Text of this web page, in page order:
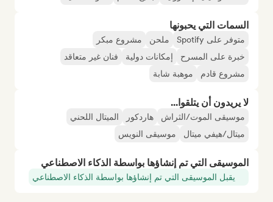
السمات التي يحبونها
متوفر على Spotify ملحن
مشروع مبكر
خبرة على المسرح
إمكانات دولية
فنان غير متعاقد
مشروع قادم
موهبة شابة
لا يريدون أن يتلقوا...
موسيقى الموت/الثراش هاردكور
الميتال اللحني
ميتال/هيفي ميتال
موسيقى النويس
الموسيقى التي تم إنشاؤها بواسطة الذكاء الاصطناعي
يقبل الموسيقى التي تم إنشاؤها بواسطة الذكاء الاصطناعي